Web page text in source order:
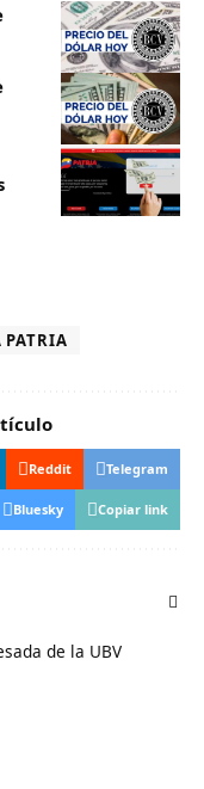
PATRIA
Reddit Telegram
Bluesky Copiar link
de la UBV